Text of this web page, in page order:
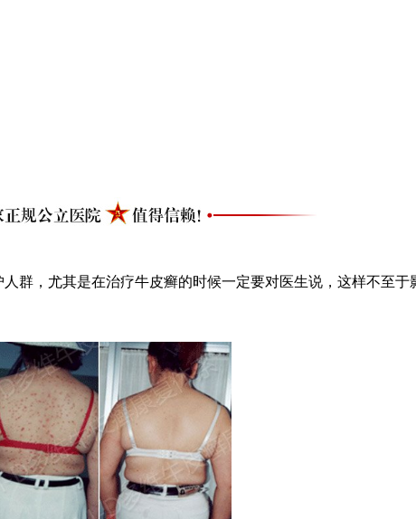
，尤其是在治疗牛皮癣的时候一定要对医生说，这样不至于